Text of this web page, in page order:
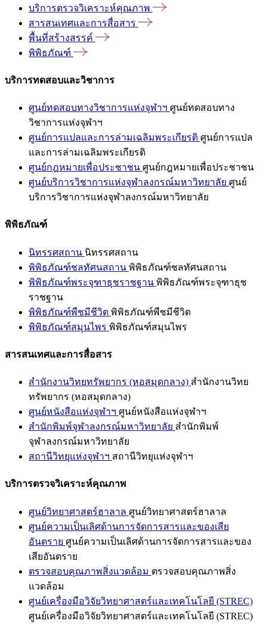
บริการตรวจวิเคราะห์คุณภาพ
สารสนเทศและการสื่อสาร
พื้นที่สร้างสรรค์
พิพิธภัณฑ์
บริการทดสอบและวิชาการ
ศูนย์ทดสอบทางวิชาการแห่งจุฬาฯ ศูนย์ทดสอบทาง
วิชาการแห่งจุฬาฯ
ศูนย์การแปลและการล่ามเฉลิมพระเกียรติ ศูนย์การแปล
และการล่ามเฉลิมพระเกียรติ
ศูนย์กฎหมายเพื่อประชาชน ศูนย์กฎหมายเพื่อประชาชน
ศูนย์บริการวิชาการแห่งจุฬาลงกรณ์มหาวิทยาลัย ศูนย์
บริการวิชาการแห่งจุฬาลงกรณ์มหาวิทยาลัย
พิพิธภัณฑ์
นิทรรศสถาน นิทรรศสถาน
พิพิธภัณฑ์ชลทัศนสถาน พิพิธภัณฑ์ชลทัศนสถาน
พิพิธภัณฑ์พระจุฑาธุชราชฐาน พิพิธภัณฑ์พระจุฑาธุช
ราชฐาน
พิพิธภัณฑ์พืชมีชีวิต พิพิธภัณฑ์พืชมีชีวิต
พิพิธภัณฑ์สมุนไพร พิพิธภัณฑ์สมุนไพร
สารสนเทศและการสื่อสาร
สำนักงานวิทยทรัพยากร (หอสมุดกลาง) สำนักงานวิทย
ทรัพยากร (หอสมุดกลาง)
ศูนย์หนังสือแห่งจุฬาฯ ศูนย์หนังสือแห่งจุฬาฯ
สำนักพิมพ์จุฬาลงกรณ์มหาวิทยาลัย สำนักพิมพ์
จุฬาลงกรณ์มหาวิทยาลัย
สถานีวิทยุแห่งจุฬาฯ สถานีวิทยุแห่งจุฬาฯ
บริการตรวจวิเคราะห์คุณภาพ
ศูนย์วิทยาศาสตร์ฮาลาล ศูนย์วิทยาศาสตร์ฮาลาล
ศูนย์ความเป็นเลิศด้านการจัดการสารและของเสีย
อันตราย ศูนย์ความเป็นเลิศด้านการจัดการสารและของ
เสียอันตราย
ตรวจสอบคุณภาพสิ่งแวดล้อม ตรวจสอบคุณภาพสิ่ง
แวดล้อม
ศูนย์เครื่องมือวิจัยวิทยาศาสตร์และเทคโนโลยี (STREC)
ศูนย์เครื่องมือวิจัยวิทยาศาสตร์และเทคโนโลยี (STREC)